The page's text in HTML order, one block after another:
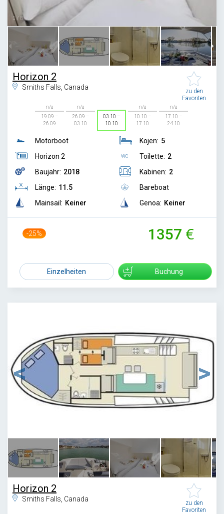
1/8
Horizon 2
Smiths Falls, Canada
zu den
Favoriten
n/a
19.09 –
26.09
n/a
26.09 –
03.10
03.10 –
10.10
n/a
10.10 –
17.10
n/a
17.10 –
24.10
Motorboot
Horizon 2
Baujahr: 2018
Länge: 11.5
Mainsail: Keiner
Kojen: 5
Toilette: 2
Kabinen: 2
Bareboat
Genoa: Keiner
-25% 1357
Einzelheiten Buchung
Horizon 2
Smiths Falls, Canada
zu den
Favoriten